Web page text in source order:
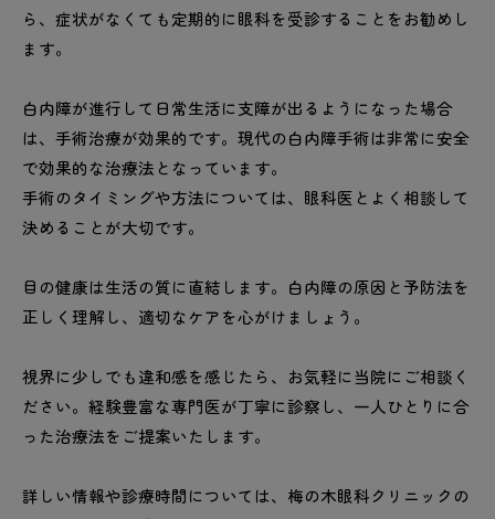
ら、症状がなくても定期的に眼科を受診することをお勧めし
ます。
白内障が進行して日常生活に支障が出るようになった場合
は、手術治療が効果的です。現代の白内障手術は非常に安全
で効果的な治療法となっています。
手術のタイミングや方法については、眼科医とよく相談して
決めることが大切です。
目の健康は生活の質に直結します。白内障の原因と予防法を
正しく理解し、適切なケアを心がけましょう。
視界に少しでも違和感を感じたら、お気軽に当院にご相談く
ださい。経験豊富な専門医が丁寧に診察し、一人ひとりに合
った治療法をご提案いたします。
詳しい情報や診療時間については、梅の木眼科クリニックの